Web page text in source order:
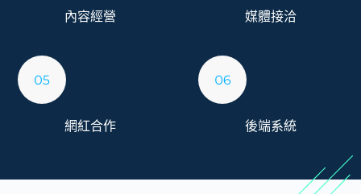
內容經營 媒體接洽
網紅合作 後端系統